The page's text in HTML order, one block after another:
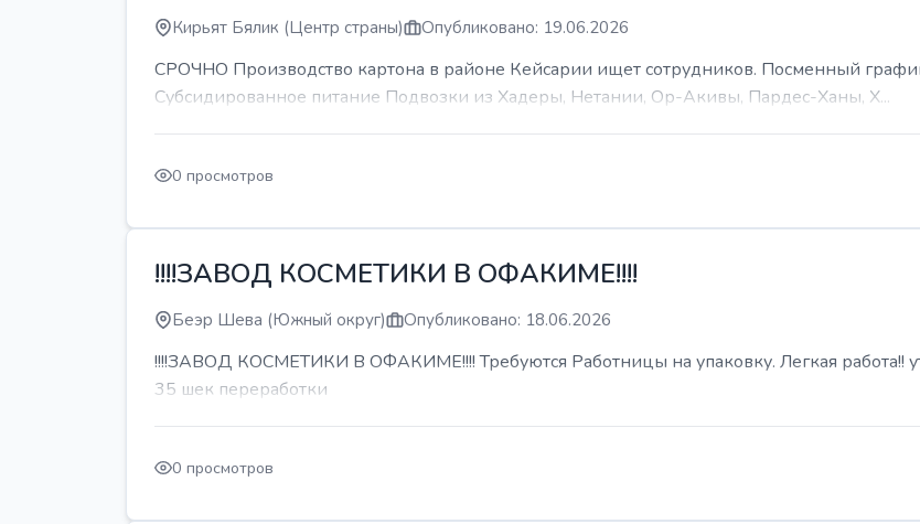
Кирьят Бялик (Центр страны) Опубликовано: 19.06.2026
СРОЧНО Производство картона в районе Кейсарии ищет сотрудников. Посменный
Субсидированное питание Подвозки из Хадеры, Нетании, Ор-Акивы, Пардес-Ханы, Х...
0 просмотров
!!!!ЗАВОД КОСМЕТИКИ В ОФАКИМЕ!!!!
Беэр Шева (Южный округ) Опубликовано: 18.06.2026
!!!!ЗАВОД КОСМЕТИКИ В ОФАКИМЕ!!!! Требуются Работницы на упаковку. Легкая работа!!
35 шек переработки
0 просмотров